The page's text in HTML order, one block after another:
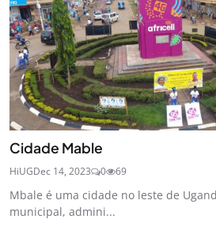
Cidade Mable
HiUGDec 14, 2023 0 69
Mbale é uma cidade no leste de
municipal, admini...